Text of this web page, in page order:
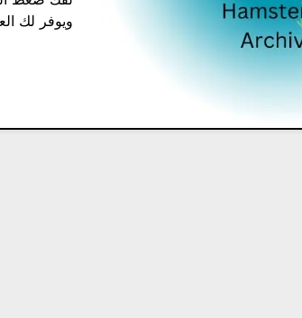
ويوفر لك